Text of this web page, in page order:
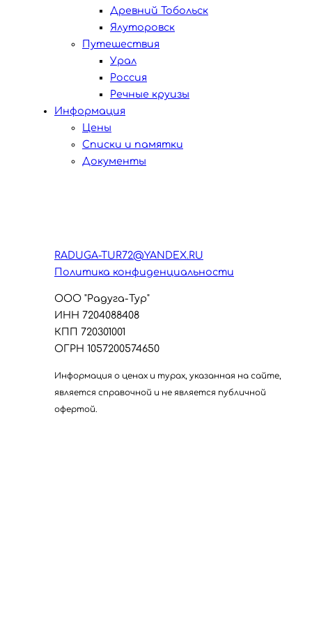
Древний Тобольск
Ялуторовск
Путешествия
Урал
Россия
Речные круизы
Информация
Цены
Списки и памятки
Документы
RADUGA-TUR72@YANDEX.RU
Политика конфиденциальности
ООО "Радуга-Тур"
ИНН 7204088408
КПП 720301001
ОГРН 1057200574650
Информация о ценах и турах, указанная на сайте,
является справочной и не является публичной
офертой.